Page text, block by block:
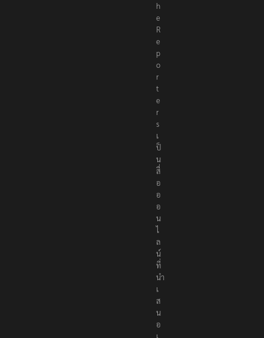
h
e
R
e
p
o
r
t
e
r
s
เ
ป็
น
สื่
อ
อ
อ
น
ไ
ล
น์
ที่
นำ
เ
ส
น
อ
เ